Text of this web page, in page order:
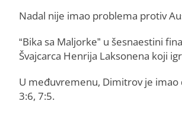
Nadal nije imao problema protiv
“Bika sa Maljorke” u šesnaestini
Švajcarca Henrija Laksonena koji
U međuvremenu, Dimitrov je imao
3:6, 7:5.